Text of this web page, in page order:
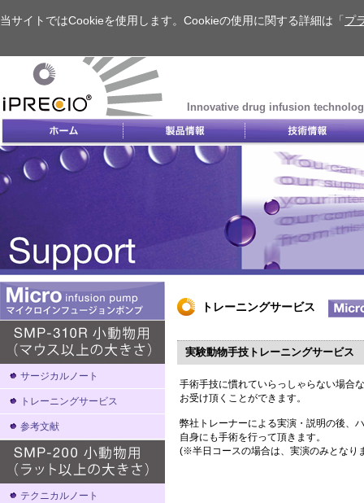
当サイトではCookieを使用します。Cookieの使用に関する詳細は「 プ
Innovative drug infusion
サージカルノート
トレーニングサービス
参考文献
テクニカルノート
トレーニングサービス
実験動物手技トレーニングサービス
手術手技に慣れていらっしゃらない場合
お受け頂くことができます。
弊社トレーナーによる実演・説明の後、
自身にも手術を行って頂きます。
(※半日コースの場合は、実演のみとなり